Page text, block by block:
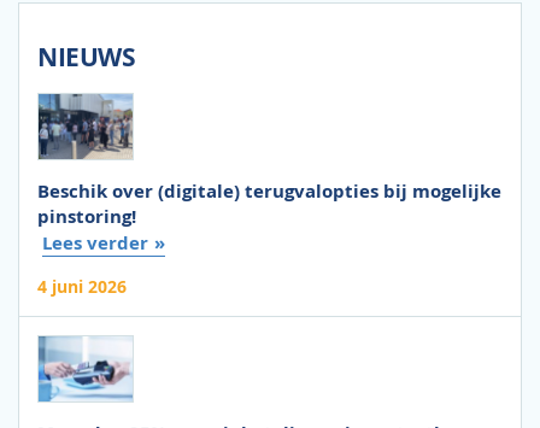
NIEUWS
Beschik over (digitale) terugvalopties bij mogelijke
pinstoring!
Lees verder
4 juni 2026